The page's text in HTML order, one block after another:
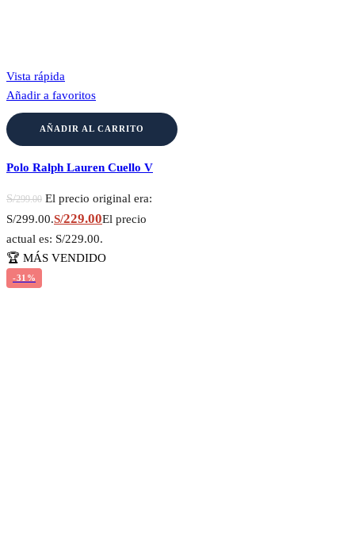
Vista rápida
Añadir a favoritos
AÑADIR AL CARRITO
Polo Ralph Lauren Cuello V
S/299.00 El precio original era:
S/299.00.S/229.00El precio
actual es: S/229.00.
🏆 MÁS VENDIDO
-31%